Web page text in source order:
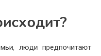
люди предпочитают